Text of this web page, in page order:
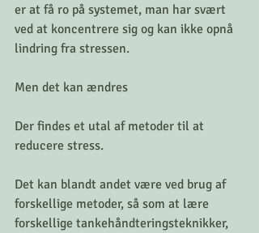
er at få ro på systemet, man har svært
ved at koncentrere sig og kan ikke opnå
lindring fra stressen.
Men det kan ændres
Der findes et utal af metoder til at
reducere stress.
Det kan blandt andet være ved brug af
forskellige metoder, så som at lære
forskellige tankehåndteringsteknikker,